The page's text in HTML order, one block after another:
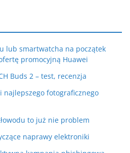
lub smartwatcha na początek
promocyjną Huawei
Buds 2 – test, recenzja
najlepszego fotograficznego
to już nie problem
naprawy elektroniki